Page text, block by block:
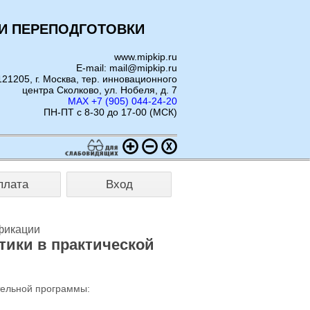
ПЕРЕПОДГОТОВКИ
www.mipkip.ru
E-mail: mail@mipkip.ru
г. Москва, тер. инновационного
центра Сколково, ул. Нобеля, д. 7
MAX +7 (905) 044-24-20
ПН-ПТ с 8-30 до 17-00 (МСК)
Вход
в практической
программы: